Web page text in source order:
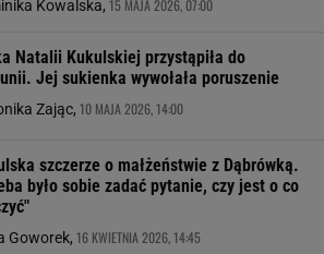
Kowalska, 15 MAJA 2026, 07:00
Natalii Kukulskiej przystąpiła do
Jej sukienka wywołała poruszenie
Zając, 10 MAJA 2026, 14:00
szczerze o małżeństwie z Dąbrówką.
było sobie zadać pytanie, czy jest o co
Goworek, 16 KWIETNIA 2026, 14:45